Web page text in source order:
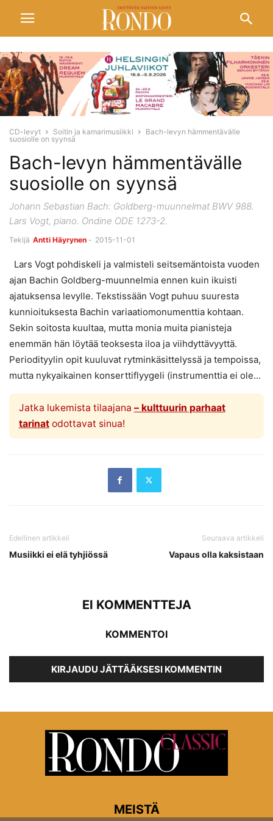
CD-levyt Soitin ja kamarimusiikki
Bach-levyn hämmentävälle
suosiolle on syynsä
Bach-levyn hämmentävälle
suosiolle on syynsä
Johann Sebastian Bach: Goldberg-muunnelmat BWV 988.
Lars Vogt, piano. Ondine ODE 1273-2.
Tekijä Antti Häyrynen - 2015-11-01
Lars Vogt pohdiskeli ja valmisteli seitsemäntoista vuoden
ajan Bachin Goldberg-muunnelmia ennen kuin ikuisti
ajatuksensa levylle. Tekstissään Vogt puhuu suuresta
kunnioituksesta Bachin variaatiomonumenttia kohtaan.
Sekin soitosta kuultaa, mutta monia muita pianisteja
enemmän hän löytää teoksesta iloa ja viihdyttävyyttä.
Periodityylin opit kuuluvat rytminkäsittelyssä ja tempoissa,
mutta nykyaikainen konserttiflyygeli (instrumenttia ei ole...
Jatka lukemista tilaajana – kulttuurin parhaat
tarinatodottavat sinua!
Edellinen artikkeli
Musiikki ei elä tyhjiössä
Seuraava artikkeli
Vapaus olla kaksistaan
EI KOMMENTTEJA
KOMMENTOI
KIRJAUDU JÄTTÄÄKSESI KOMMENTIN
MEISTÄ